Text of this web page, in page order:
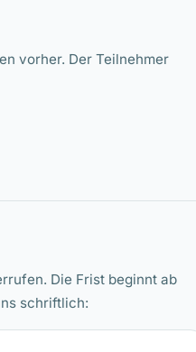
vorher. Der Teilnehmer
Die Frist beginnt ab
schriftlich: